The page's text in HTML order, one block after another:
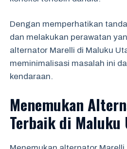
Dengan memperhatikan
dan melakukan perawatan
alternator Marelli di Maluku
meminimalisasi masalah ini
kendaraan.
Menemukan
Terbaik di Maluku